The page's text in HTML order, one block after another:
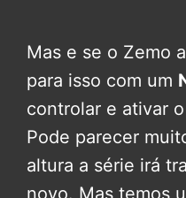
Mas e se o Zemo
para isso com um
controlar e ativar
Pode parecer
altura a série irá
novo. Mas temos